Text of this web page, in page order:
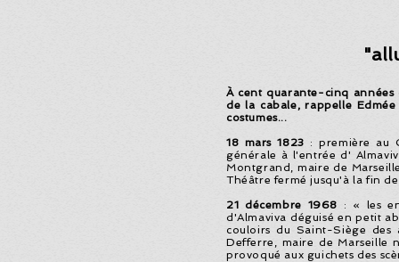
À cent quarante-cinq
de la cabale, rappelle
costumes...
18 mars 1823 : première au
générale à l'entrée d'
Montgrand, maire de
Théâtre fermé jusqu'à la fin
21 décembre 1968 : « les
d'Almaviva déguisé en petit
couloirs du Saint-Siège
Defferre, maire de Marseille
provoqué aux guichets des